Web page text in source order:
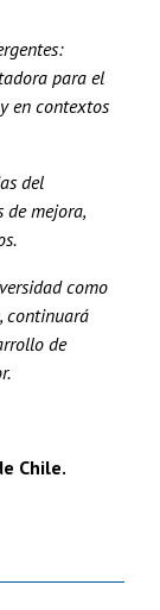
para el
en contextos
del
de mejora,
como
continuará
de
Chile.